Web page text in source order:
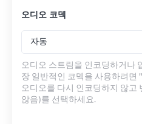
오디오 코덱
자동
오디오 스트림을 인코딩하거나
장 일반적인 코덱을 사용하려
오디오를 다시 인코딩하지 않고
않음)를 선택하세요.